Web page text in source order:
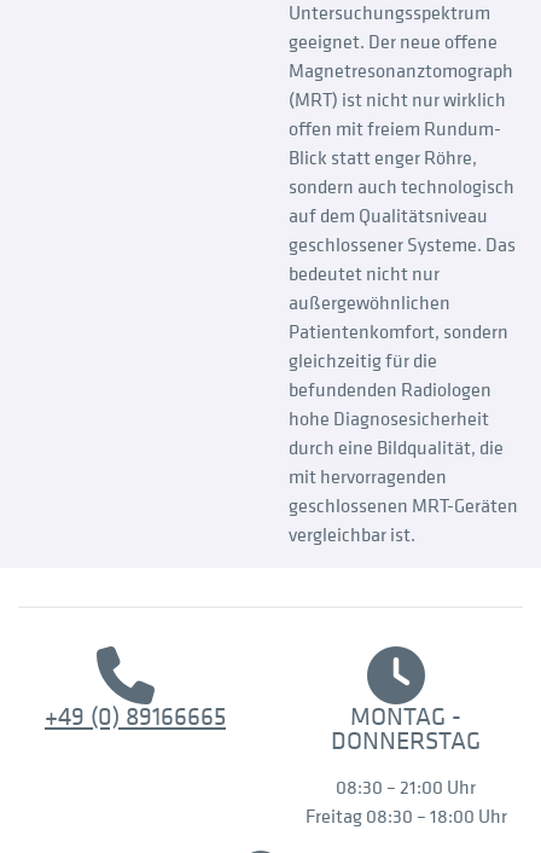
Untersuchungsspektrum
geeignet. Der neue offene
Magnetresonanztomograph
(MRT) ist nicht nur wirklich
offen mit freiem Rundum-
Blick statt enger Röhre,
sondern auch technologisch
auf dem Qualitätsniveau
geschlossener Systeme. Das
bedeutet nicht nur
außergewöhnlichen
Patientenkomfort, sondern
gleichzeitig für die
befundenden Radiologen
hohe Diagnosesicherheit
durch eine Bildqualität, die
mit hervorragenden
geschlossenen MRT-Geräten
vergleichbar ist.
+49 (0) 89166665 MONTAG -
DONNERSTAG
08:30 – 21:00 Uhr
Freitag 08:30 – 18:00 Uhr